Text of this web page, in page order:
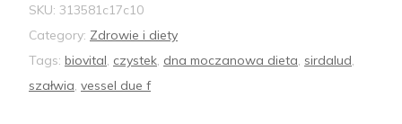
SKU: 313581c17c10
Category: Zdrowie i diety
Tags: biovital czystek dna moczanowa dieta sirdalud
szałwia vessel due f